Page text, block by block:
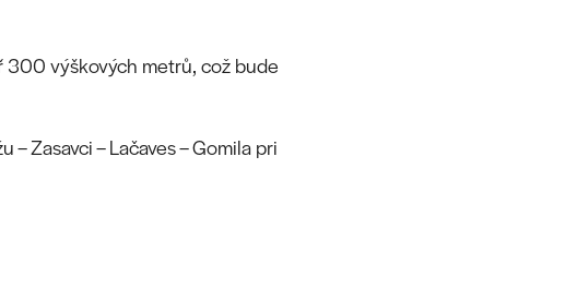
300 výškových metrů, což bude
Zasavci – Lačaves – Gomila pri